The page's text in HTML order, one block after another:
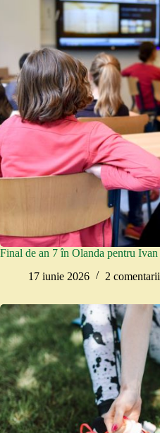
Final de an 7 în Olanda pentru Ivan
17 iunie 2026
2 comentarii